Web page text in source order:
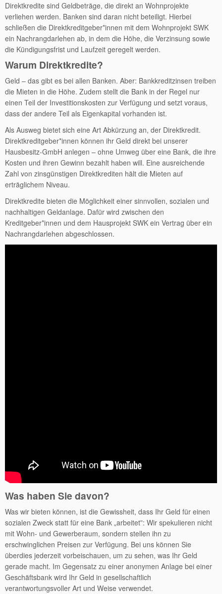
Direktkredite sind Geldbeträge, die direkt an Wohnprojekte
verliehen werden. Banken sind daran nicht beteiligt. Hierbei
schließen die Direktkreditgeber*innen mit dem Wohnprojekt SWK
ein Nachrangdarlehen ab, in dem die Höhe, die Verzinsung sowie
die Kündigungsfrist und Laufzeit geregelt werden.
Warum Direktkredite?
Geld – das gibt es bei allen Banken. Aber: Bankkreditzinsen treiben
die Mieten in die Höhe. Zudem stellt die Bank in der Regel nur
einen Teil der Investitionskosten zur Verfügung und setzt voraus,
dass der andere Teil als Eigenkapital vorhanden ist.
Als Ausweg bietet sich eine Art Abkürzung an, der Direktkredit.
Direktkreditgeber*innen können ihr Geld direkt bei unserer
Hausbesitz-GmbH anlegen – ohne Umweg über eine Bank, die ihre
Kosten und ihren Gewinn bezahlt haben will. Eine ausreichende
Zahl von zinsgünstigen Direktkrediten hält die Mieten auf
erträglichem Niveau.
Direktkredite bieten die Möglichkeit einer sinnvollen, sozialen und
nachhaltigen Geldanlage. Dafür wird zwischen den
Kreditgeber*innen und dem Hausprojekt SWK ein Vertrag über ein
Nachrangdarlehen abgeschlossen.
Was haben Sie davon?
Was wir bieten können, ist die Gewissheit, dass Ihr Geld für einen
sozialen Zweck statt für eine Bank „arbeitet”: Wir spekulieren nicht
mit Wohn- und Gewerberaum, sondern stellen ihn zu
erschwinglichen Preisen zur Verfügung. Bei uns können Sie
überdies jederzeit vorbeischauen, um zu sehen, was Ihr Geld
gerade macht. Im Gegensatz zu einer anonymen Anlage bei einer
Geschäftsbank wird Ihr Geld in gesellschaftlich
verantwortungsvoller Art und Weise verwendet.